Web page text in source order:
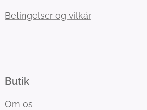
Betingelser og vilkår
Butik
Om os